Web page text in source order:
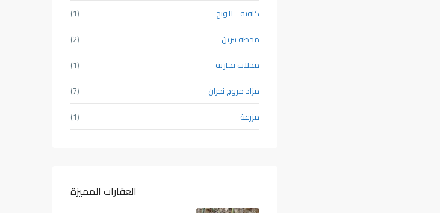
كافيه - لاونج
(1)
محطة بنزين
(2)
محلات تجارية
(1)
مزاد مروج نجران
(7)
مزرعة
(1)
العقارات المميزة